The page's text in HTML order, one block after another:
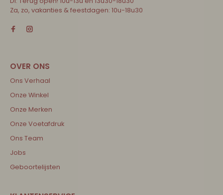
Za, zo, vakanties & feestdagen: 10u-18u30
Ons Verhaal
Onze Winkel
Onze Merken
Onze Voetafdruk
Ons Team
Jobs
Geboortelijsten